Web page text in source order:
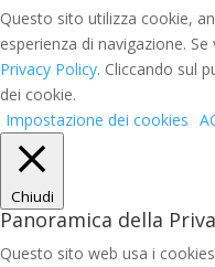
Questo sito utilizza cookie,
esperienza di navigazione.
Privacy Policy. Cliccando sul
dei cookie.
Impostazione dei cookies
Chiudi
Panoramica della
Questo sito web usa i